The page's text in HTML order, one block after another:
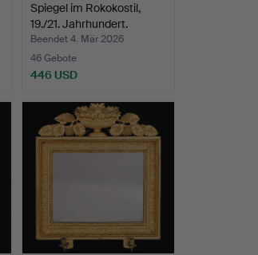
Spiegel im Rokokostil,
19./21. Jahrhundert.
Beendet 4. Mär 2026
46 Gebote
446 USD